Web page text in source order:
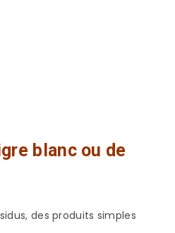
blanc ou de
des produits simples